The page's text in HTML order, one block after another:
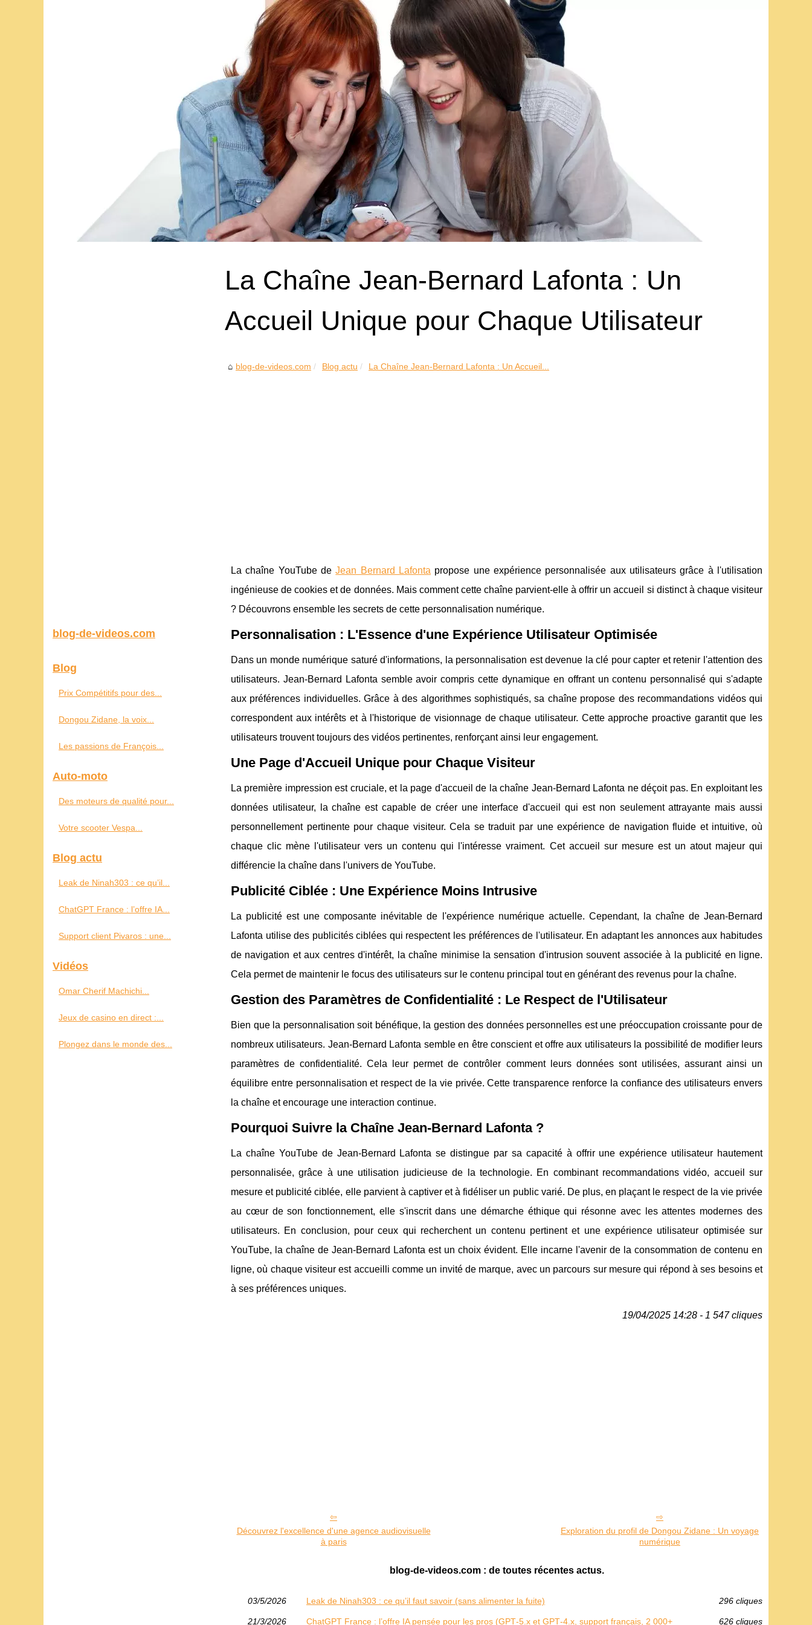
La Chaîne Jean-Bernard Lafonta : Un
Accueil Unique pour Chaque Utilisateur
blog-de-videos.com Blog actu La Chaîne Jean-Bernard Lafonta : Un Accueil...
La chaîne YouTube deJean Bernard Lafonta propose une expérience personnalisée aux utilisateurs grâce à l'utilisation
ingénieuse de cookies et de données. Mais comment cette chaîne parvient-elle à offrir un accueil si distinct à chaque visiteur
? Découvrons ensemble les secrets de cette personnalisation numérique.
Personnalisation : L'Essence d'une Expérience Utilisateur Optimisée
Dans un monde numérique saturé d'informations, la personnalisation est devenue la clé pour capter et retenir l'attention des
utilisateurs. Jean-Bernard Lafonta semble avoir compris cette dynamique en offrant un contenu personnalisé qui s'adapte
aux préférences individuelles. Grâce à des algorithmes sophistiqués, sa chaîne propose des recommandations vidéos qui
correspondent aux intérêts et à l'historique de visionnage de chaque utilisateur. Cette approche proactive garantit que les
utilisateurs trouvent toujours des vidéos pertinentes, renforçant ainsi leur engagement.
Une Page d'Accueil Unique pour Chaque Visiteur
La première impression est cruciale, et la page d'accueil de la chaîne Jean-Bernard Lafonta ne déçoit pas. En exploitant les
données utilisateur, la chaîne est capable de créer une interface d'accueil qui est non seulement attrayante mais aussi
personnellement pertinente pour chaque visiteur. Cela se traduit par une expérience de navigation fluide et intuitive, où
chaque clic mène l'utilisateur vers un contenu qui l'intéresse vraiment. Cet accueil sur mesure est un atout majeur qui
différencie la chaîne dans l'univers de YouTube.
Publicité Ciblée : Une Expérience Moins Intrusive
La publicité est une composante inévitable de l'expérience numérique actuelle. Cependant, la chaîne de Jean-Bernard
Lafonta utilise des publicités ciblées qui respectent les préférences de l'utilisateur. En adaptant les annonces aux habitudes
de navigation et aux centres d'intérêt, la chaîne minimise la sensation d'intrusion souvent associée à la publicité en ligne.
Cela permet de maintenir le focus des utilisateurs sur le contenu principal tout en générant des revenus pour la chaîne.
Gestion des Paramètres de Confidentialité : Le Respect de l'Utilisateur
Bien que la personnalisation soit bénéfique, la gestion des données personnelles est une préoccupation croissante pour de
nombreux utilisateurs. Jean-Bernard Lafonta semble en être conscient et offre aux utilisateurs la possibilité de modifier leurs
paramètres de confidentialité. Cela leur permet de contrôler comment leurs données sont utilisées, assurant ainsi un
équilibre entre personnalisation et respect de la vie privée. Cette transparence renforce la confiance des utilisateurs envers
la chaîne et encourage une interaction continue.
Pourquoi Suivre la Chaîne Jean-Bernard Lafonta ?
La chaîne YouTube de Jean-Bernard Lafonta se distingue par sa capacité à offrir une expérience utilisateur hautement
personnalisée, grâce à une utilisation judicieuse de la technologie. En combinant recommandations vidéo, accueil sur
mesure et publicité ciblée, elle parvient à captiver et à fidéliser un public varié. De plus, en plaçant le respect de la vie privée
au cœur de son fonctionnement, elle s'inscrit dans une démarche éthique qui résonne avec les attentes modernes des
utilisateurs. En conclusion, pour ceux qui recherchent un contenu pertinent et une expérience utilisateur optimisée sur
YouTube, la chaîne de Jean-Bernard Lafonta est un choix évident. Elle incarne l'avenir de la consommation de contenu en
ligne, où chaque visiteur est accueilli comme un invité de marque, avec un parcours sur mesure qui répond à ses besoins et
à ses préférences uniques.
19/04/2025 14:28 - 1 547 cliques
Découvrez l'excellence d'une agence audiovisuelle
à paris
Exploration du profil de Dongou Zidane : Un voyage
numérique
blog-de-videos.com : de toutes récentes actus.
03/5/2026 Leak de Ninah303 : ce qu’il faut savoir (sans alimenter la fuite) 296 cliques
21/3/2026 ChatGPT France : l’offre IA pensée pour les pros (GPT‑5.x et GPT‑4.x, support français, 2 000+ 626 cliques
blog-de-videos.com
Blog
Prix Compétitifs pour des...
Dongou Zidane, la voix...
Les passions de François...
Auto-moto
Des moteurs de qualité pour...
Votre scooter Vespa...
Blog actu
Leak de Ninah303 : ce qu’il...
ChatGPT France : l’offre IA...
Support client Pivaros : une...
Vidéos
Omar Cherif Machichi...
Jeux de casino en direct :...
Plongez dans le monde des...